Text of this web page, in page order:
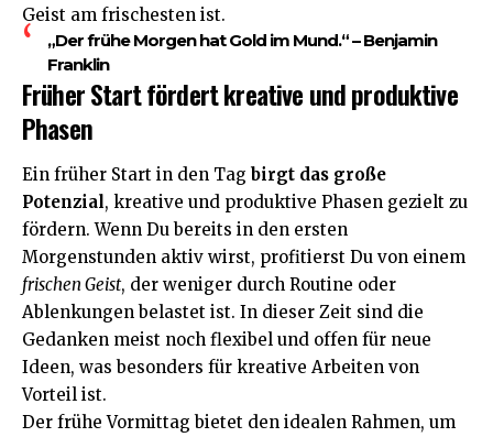
Geist am frischesten ist.
„Der frühe Morgen hat Gold im Mund.“ – Benjamin
Franklin
Früher Start fördert kreative und produktive
Phasen
Ein früher Start in den Tag birgt das große
Potenzial, kreative und produktive Phasen gezielt zu
fördern. Wenn Du bereits in den ersten
Morgenstunden aktiv wirst, profitierst Du von einem
frischen Geist, der weniger durch Routine oder
Ablenkungen belastet ist. In dieser Zeit sind die
Gedanken meist noch flexibel und offen für neue
Ideen, was besonders für kreative Arbeiten von
Vorteil ist.
Der frühe Vormittag bietet den idealen Rahmen, um